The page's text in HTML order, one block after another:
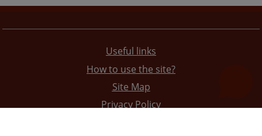
Useful links
How to use the site?
Site Map
Privacy Policy